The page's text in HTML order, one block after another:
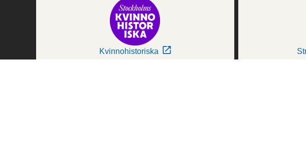
Kvinnohistoriska